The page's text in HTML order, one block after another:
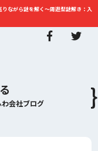
会社ブログ
りながら謎を解く～周遊型謎解き：入